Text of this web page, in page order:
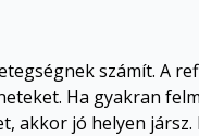
számít. A
Ha gyakran
akkor jó helyen